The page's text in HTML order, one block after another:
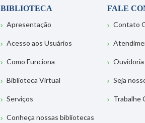
BIBLIOTECA
Apresentação
Acesso aos Usuários
Como Funciona
Biblioteca Virtual
Serviços
Conheça nossas bibliotecas
FALE
Contato
Ouvidoria
Seja
Trabalhe